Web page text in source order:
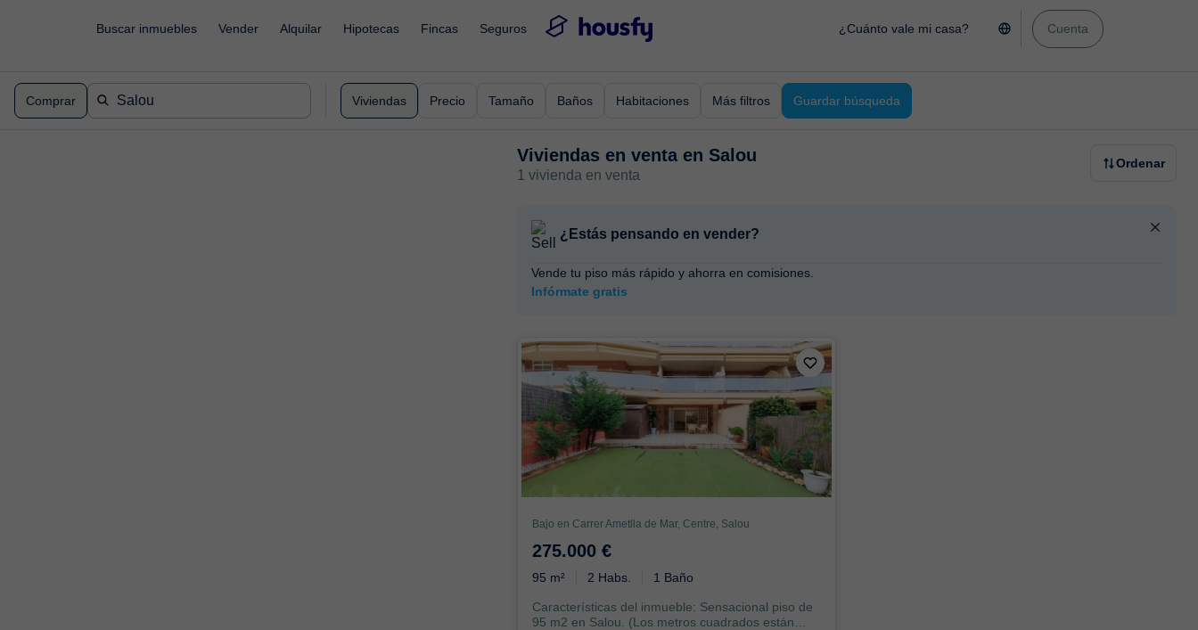
Buscar inmuebles Vender Alquilar Hipotecas Fincas Seguros ¿Cuánto vale mi casa? Cuenta
Comprar Viviendas Precio Tamaño Baños Habitaciones Más filtros Guardar búsqueda
Viviendas en venta en Salou
1 vivienda en venta
Ordenar
¿Estás pensando en vender?
Vende tu piso más rápido y ahorra en comisiones.
Infórmate gratis
Bajo en Carrer Ametlla de Mar, Centre, Salou
275.000 €
95 m² 2 Habs. 1 Baño
Características del inmueble: Sensacional piso de
95 m2 en Salou. (Los metros cuadrados están